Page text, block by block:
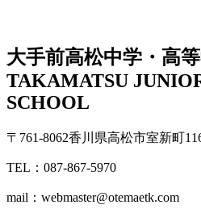
大手前高松中学・高
TAKAMATSU
SCHOOL
〒761-8062香川県高松市室新町
TEL：087-867-5970
mail：webmaster@otemaetk.com